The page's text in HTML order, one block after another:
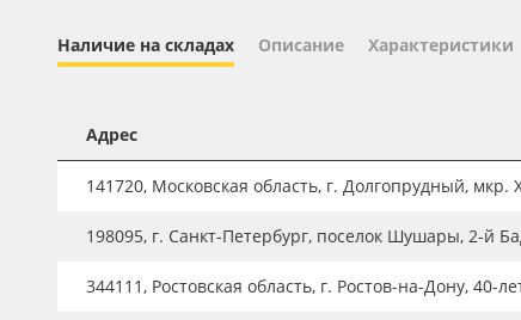
Новинки ассортимента
Плёнка монтажная Oratape
ПЭТ листовой
ПЭТ бэклит
Наличие на складах Описание Характеристики
Адрес
141720, Московская область, г. Долгопрудный, мкр.
198095, г. Санкт-Петербург, поселок Шушары, 2-й
344111, Ростовская область, г. Ростов-на-Дону, 40-